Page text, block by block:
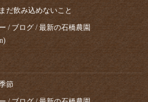
だ飲み込めないこと
/ ブログ /最新の石橋農園
節